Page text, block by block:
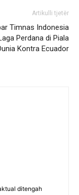
Artikulli tjetër
Timnas Indonesia
Perdana di Piala
Kontra Ecuador
ditengah